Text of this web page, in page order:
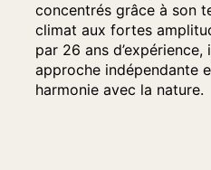
concentrés grâce à son
climat aux fortes
par 26 ans
approche indépendante
harmonie avec la nature.